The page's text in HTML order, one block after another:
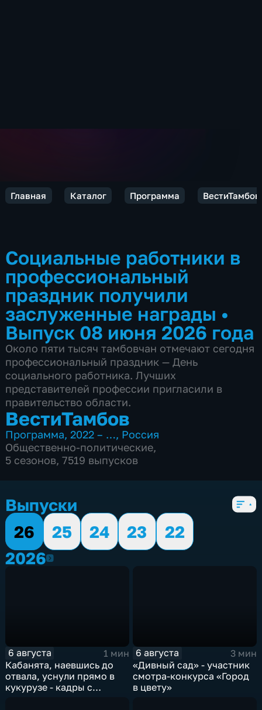
Главная Каталог Программа ВестиТамбов
Социальные работники в
профессиональный
праздник получили
заслуженные награды •
Выпуск 08 июня 2026 года
Около пяти тысяч тамбовчан отмечают сегодня
профессиональный праздник — День
социального работника. Лучших
представителей профессии пригласили в
правительство области.
ВестиТамбов
Программа,2022 – …, Россия
Общественно-политические,
5 сезонов, 7519 выпусков
Выпуски
26
25 24 23
22
20262026
6 августа
1 мин
Кабанята, наевшись до
отвала, уснули прямо в
кукурузе - кадры с
6 августа
3 мин
«Дивный сад» - участник
смотра-конкурса «Город
в цвету»